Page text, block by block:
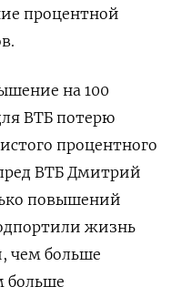
процентной
на 100
ВТБ потерю
процентного
ВТБ Дмитрий
повышений
жизнь
чем больше
больше